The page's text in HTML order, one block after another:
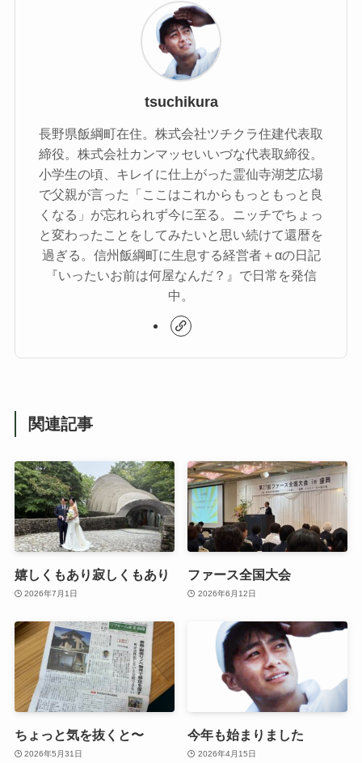
tsuchikura
長野県飯綱町在住。株式会社ツチクラ住建代表取
締役。株式会社カンマッセいいづな代表取締役。
小学生の頃、キレイに仕上がった霊仙寺湖芝広場
で父親が言った「ここはこれからもっともっと良
くなる」が忘れられず今に至る。ニッチでちょっ
と変わったことをしてみたいと思い続けて還暦を
過ぎる。信州飯綱町に生息する経営者＋αの日記
『いったいお前は何屋なんだ？』で日常を発信
中。
関連記事
嬉しくもあり寂しくもあり
2026年7月1日
ファース全国大会
2026年6月12日
ちょっと気を抜くと〜
2026年5月31日
今年も始まりました
2026年4月15日